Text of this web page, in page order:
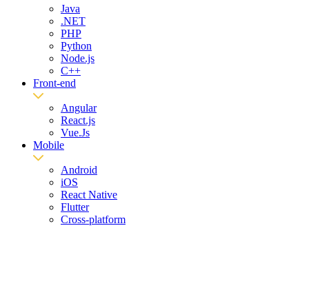
Java
.NET
PHP
Python
Node.js
C++
Front-end
Angular
React.js
Vue.Js
Mobile
Android
iOS
React Native
Flutter
Cross-platform